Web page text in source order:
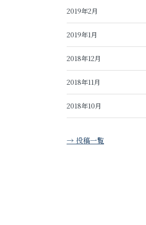
2019年2月
2019年1月
2018年12月
2018年11月
2018年10月
→ 投稿一覧